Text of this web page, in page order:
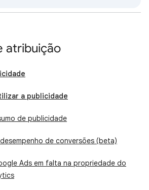
atribuição
a publicidade
de publicidade
de conversões (beta)
Ads em falta na propriedade do